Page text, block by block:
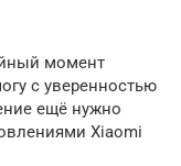
момент
с уверенностью
ещё нужно
Xiaomi